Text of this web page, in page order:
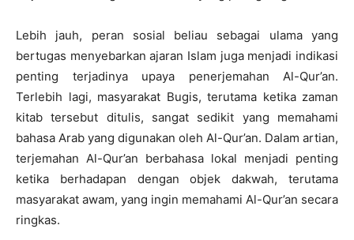
Lebih jauh, peran sosial beliau sebagai ulama yang
bertugas menyebarkan ajaran Islam juga menjadi indikasi
penting terjadinya upaya penerjemahan Al-Qur’an.
Terlebih lagi, masyarakat Bugis, terutama ketika zaman
kitab tersebut ditulis, sangat sedikit yang memahami
bahasa Arab yang digunakan oleh Al-Qur’an. Dalam artian,
terjemahan Al-Qur’an berbahasa lokal menjadi penting
ketika berhadapan dengan objek dakwah, terutama
masyarakat awam, yang ingin memahami Al-Qur’an secara
ringkas.